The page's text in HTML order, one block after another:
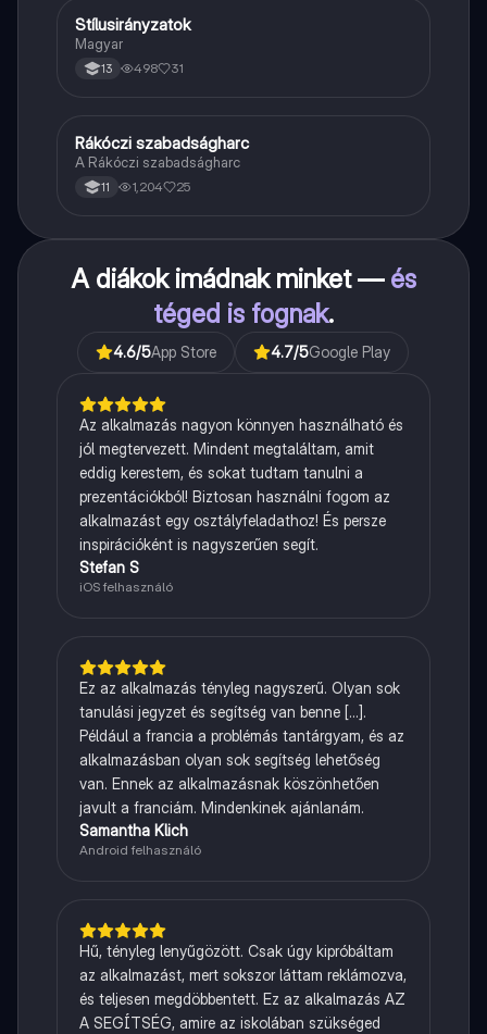
Magyar
Stílusirányzatok
Magyar
13 498 31
Töri
Rákóczi szabadságharc
A Rákóczi szabadságharc
11 1,204 25
A diákok imádnak minket — és
téged is fognak.
4.6/5App Store 4.7/5Google Play
Az alkalmazás nagyon könnyen használható és
jól megtervezett. Mindent megtaláltam, amit
eddig kerestem, és sokat tudtam tanulni a
prezentációkból! Biztosan használni fogom az
alkalmazást egy osztályfeladathoz! És persze
inspirációként is nagyszerűen segít.
Stefan S
iOS felhasználó
Ez az alkalmazás tényleg nagyszerű. Olyan sok
tanulási jegyzet és segítség van benne [...].
Például a francia a problémás tantárgyam, és az
alkalmazásban olyan sok segítség lehetőség
van. Ennek az alkalmazásnak köszönhetően
javult a franciám. Mindenkinek ajánlanám.
Samantha Klich
Android felhasználó
Hű, tényleg lenyűgözött. Csak úgy kipróbáltam
az alkalmazást, mert sokszor láttam reklámozva,
és teljesen megdöbbentett. Ez az alkalmazás AZ
A SEGÍTSÉG, amire az iskolában szükséged